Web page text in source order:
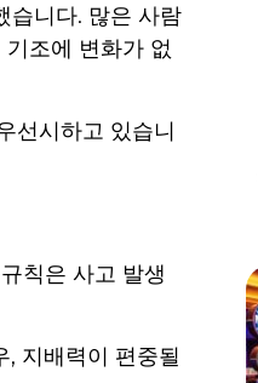
습니다. 많은 사람
조에 변화가 없
선시하고 있습니
칙은 사고 발생
지배력이 편중될